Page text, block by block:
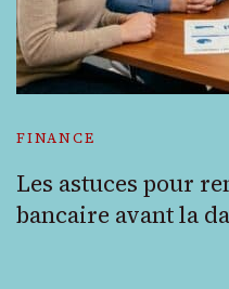
FINANCE
Les astuces pour
bancaire avant la